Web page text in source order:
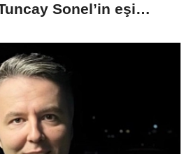
Sonel’in eşi